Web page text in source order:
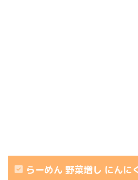
らーめん 野菜増し にんに